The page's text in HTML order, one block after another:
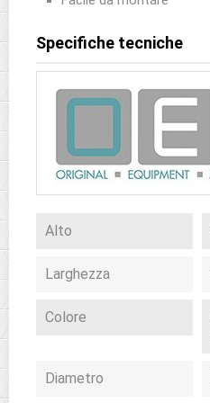
Specifiche tecniche
Alto
Larghezza
Colore
Diametro